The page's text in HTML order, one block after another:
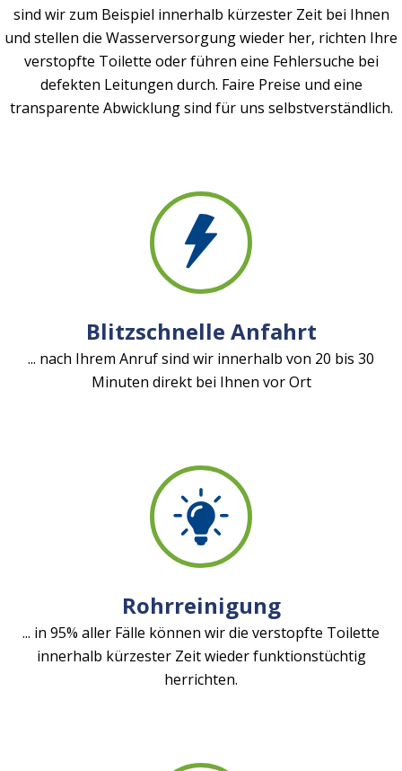
sind wir zum Beispiel innerhalb kürzester Zeit bei Ihnen
und stellen die Wasserversorgung wieder her, richten Ihre
verstopfte Toilette oder führen eine Fehlersuche bei
defekten Leitungen durch. Faire Preise und eine
transparente Abwicklung sind für uns selbstverständlich.
Blitzschnelle Anfahrt
... nach Ihrem Anruf sind wir innerhalb von 20 bis 30
Minuten direkt bei Ihnen vor Ort
Rohrreinigung
... in 95% aller Fälle können wir die verstopfte Toilette
innerhalb kürzester Zeit wieder funktionstüchtig
herrichten.